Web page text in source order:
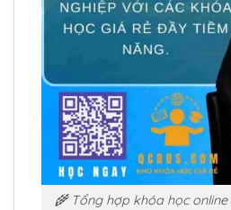
🌾 Tổng hợp khóa học online